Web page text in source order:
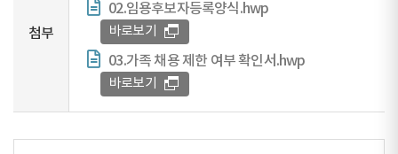
첨부
02.임용후보자등록양식.hwp
바로보기
03.가족 채용 제한 여부 확인서.hwp
바로보기